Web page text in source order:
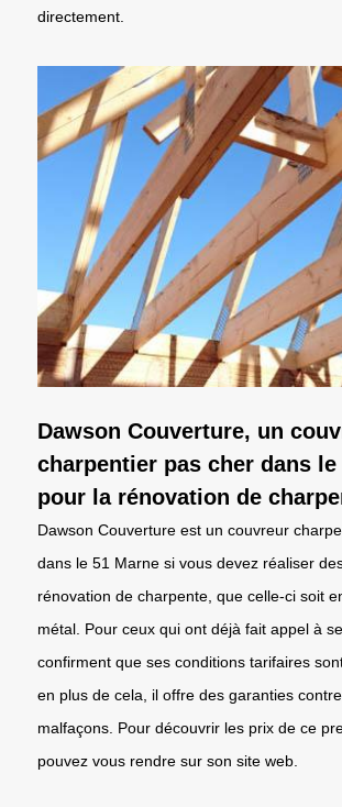
directement.
Dawson Couverture, un
charpentier pas cher dans le
pour la rénovation de
Dawson Couverture est un couvreur
dans le 51 Marne si vous devez réaliser
rénovation de charpente, que celle-ci soit
métal. Pour ceux qui ont déjà fait appel à
confirment que ses conditions tarifaires
en plus de cela, il offre des garanties
malfaçons. Pour découvrir les prix de ce
pouvez vous rendre sur son site web.